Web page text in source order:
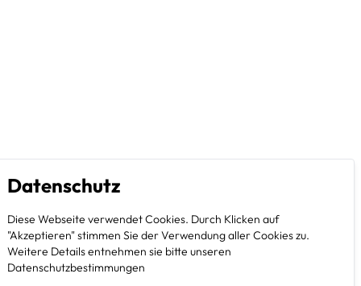
Datenschutz
Diese Webseite verwendet Cookies. Durch Klicken auf
"Akzeptieren" stimmen Sie der Verwendung aller Cookies zu.
Weitere Details entnehmen sie bitte unseren
Datenschutzbestimmungen